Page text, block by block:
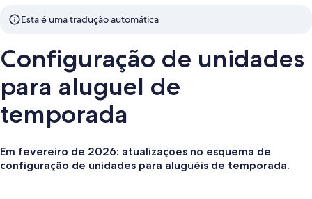
Esta é uma tradução automática
Configuração de unidades
para aluguel de
temporada
Em fevereiro de 2026: atualizações no esquema de
configuração de unidades para aluguéis de temporada.